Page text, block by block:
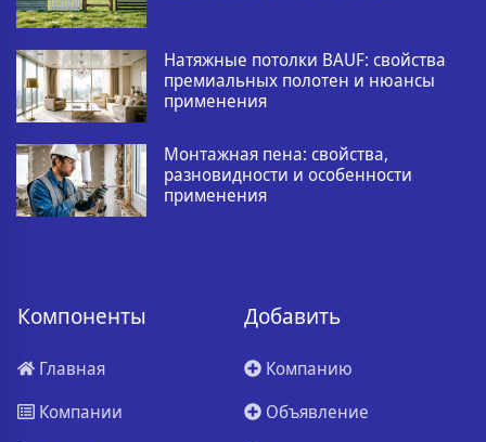
Натяжные потолки BAUF: свойства
премиальных полотен и нюансы
применения
Монтажная пена: свойства,
разновидности и особенности
применения
Компоненты
Главная
Компании
Добавить
Компанию
Объявление